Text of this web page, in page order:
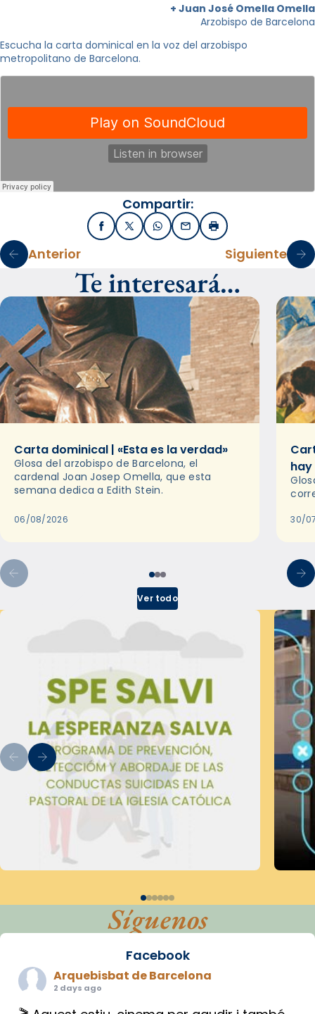
+ Juan José Omella Omella
Arzobispo de Barcelona
Escucha la carta dominical en la voz del arzobispo
metropolitano de Barcelona.
Compartir:
FacebookX / TwitterWhatsApp
EmailImprimir
Anterior Siguiente
Te interesará…
Carta dominical | «Esta es la verdad»
Glosa del arzobispo de Barcelona, el
cardenal Joan Josep Omella, que esta
semana dedica a Edith Stein.
06/08/2026 30/
Ver todo
Síguenos
Facebook
Arquebisbat de Barcelona
2 days ago